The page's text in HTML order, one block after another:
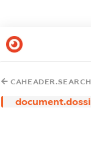
CAHEADER.SEARCH